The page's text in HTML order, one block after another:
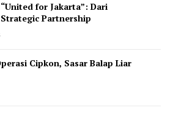
for Jakarta”: Dari
Partnership
Cipkon, Sasar Balap Liar